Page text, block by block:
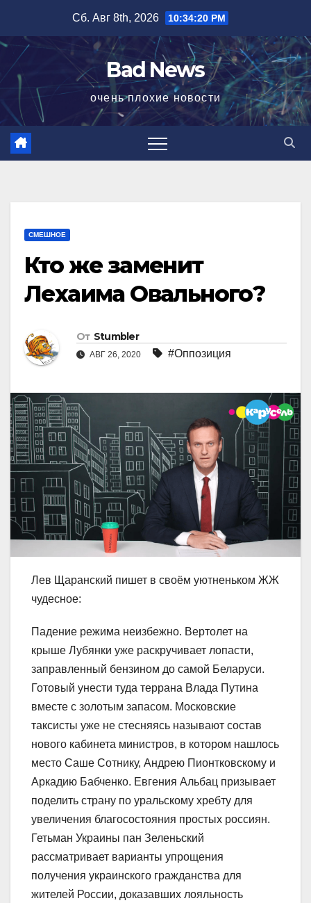
содержимому
Сб. Авг 8th, 2026 10:34:21 PM
Bad News
очень плохие новости
СМЕШНОЕ
Кто же заменит
Лехаима Овального?
От Stumbler
АВГ 26, 2020 #Оппозиция
Лев Щаранский пишет в своём уютненьком ЖЖ
чудесное:
Падение режима неизбежно. Вертолет на
крыше Лубянки уже раскручивает лопасти,
заправленный бензином до самой Беларуси.
Готовый унести туда террана Влада Путина
вместе с золотым запасом. Московские
таксисты уже не стесняясь называют состав
нового кабинета министров, в котором нашлось
место Саше Сотнику, Андрею Пионтковскому и
Аркадию Бабченко. Евгения Альбац призывает
поделить страну по уральскому хребту для
увеличения благосостояния простых россиян.
Гетьман Украины пан Зеленьский
рассматривает варианты упрощения
получения украинского гражданства для
жителей России, доказавших лояльность